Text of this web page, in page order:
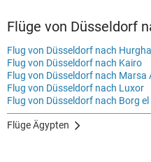
Flüge von Düsseldorf
Flug von Düsseldorf nach
Flug von Düsseldorf nach Kairo
Flug von Düsseldorf nach Marsa
Flug von Düsseldorf nach Luxor
Flug von Düsseldorf nach Borg
Flüge Ägypten